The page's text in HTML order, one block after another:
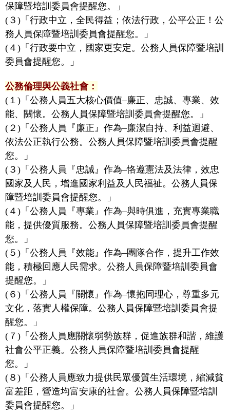
保障暨培訓委員會提醒您。」
(３)「行政中立，全民得益；依法行政，公平公正！公
務人員保障暨培訓委員會提醒您。」
(４)「行政要中立，國家更安定。公務人員保障暨培訓
委員會提醒您。」
公務倫理與公義社會：
(１)「公務人員五大核心價值–廉正、忠誠、專業、效
能、關懷。公務人員保障暨培訓委員會提醒您。」
(２)「公務人員『廉正』作為–廉潔自持、利益迴避、
依法公正執行公務。公務人員保障暨培訓委員會提醒
您。」
(３)「公務人員『忠誠』作為–恪遵憲法及法律，效忠
國家及人民，增進國家利益及人民福祉。公務人員保
障暨培訓委員會提醒您。」
(４)「公務人員『專業』作為–與時俱進，充實專業職
能，提供優質服務。公務人員保障暨培訓委員會提醒
您。」
(５)「公務人員『效能』作為–團隊合作，提升工作效
能，積極回應人民需求。公務人員保障暨培訓委員會
提醒您。」
(６)「公務人員『關懷』作為–懷抱同理心，尊重多元
文化，落實人權保障。公務人員保障暨培訓委員會提
醒您。」
(７)「公務人員應關懷弱勢族群，促進族群和諧，維護
社會公平正義。公務人員保障暨培訓委員會提醒
您。」
(８)「公務人員應致力提供民眾優質生活環境，縮減貧
富差距，營造均富安康的社會。公務人員保障暨培訓
委員會提醒您。」